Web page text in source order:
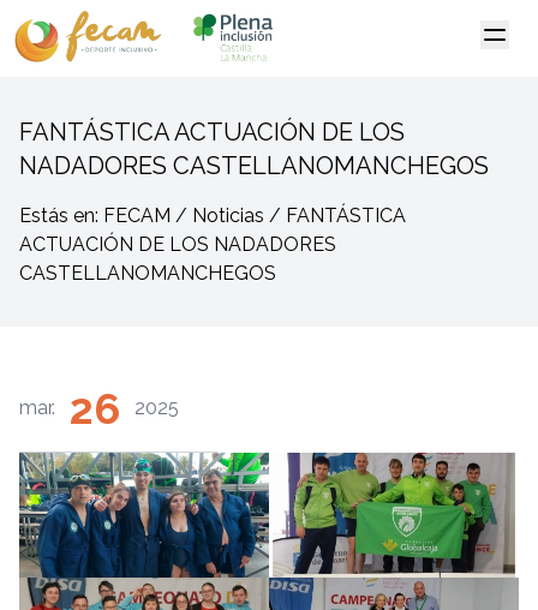
FANTÁSTICA ACTUACIÓN DE LOS
NADADORES CASTELLANOMANCHEGOS
Estás en: FECAM / Noticias / FANTÁSTICA
ACTUACIÓN DE LOS NADADORES
CASTELLANOMANCHEGOS
mar. 26 2025